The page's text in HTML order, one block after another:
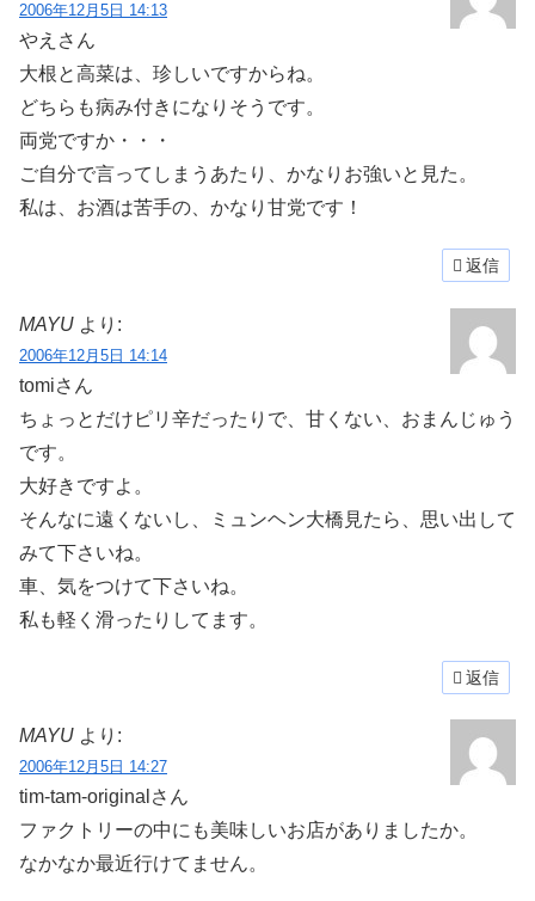
2006年12月5日 14:13
やえさん
大根と高菜は、珍しいですからね。
どちらも病み付きになりそうです。
両党ですか・・・
ご自分で言ってしまうあたり、かなりお強いと見た。
私は、お酒は苦手の、かなり甘党です！
返信
MAYU より:
2006年12月5日 14:14
tomiさん
ちょっとだけピリ辛だったりで、甘くない、おまんじゅう
です。
大好きですよ。
そんなに遠くないし、ミュンヘン大橋見たら、思い出して
みて下さいね。
車、気をつけて下さいね。
私も軽く滑ったりしてます。
返信
MAYU より:
2006年12月5日 14:27
tim-tam-originalさん
ファクトリーの中にも美味しいお店がありましたか。
なかなか最近行けてません。